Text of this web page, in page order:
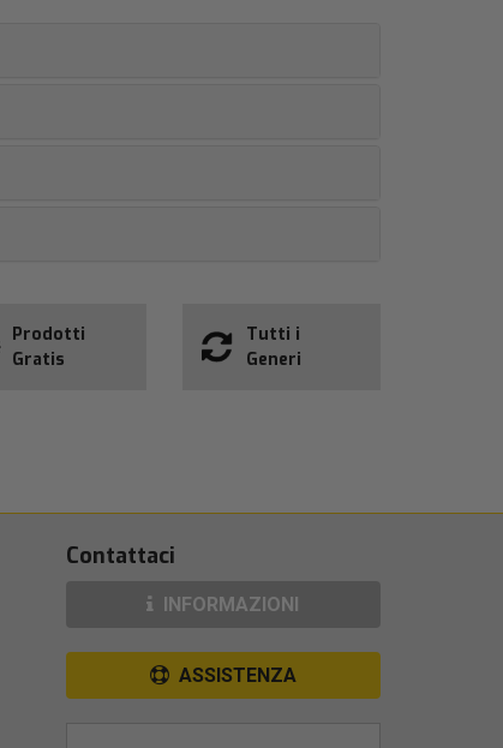
Prodotti
Gratis
Tutti i
Generi
Contattaci
INFORMAZIONI
ASSISTENZA